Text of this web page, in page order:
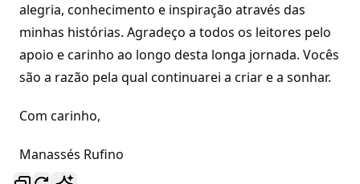
alegria, conhecimento e inspiração através das
minhas histórias. Agradeço a todos os leitores pelo
apoio e carinho ao longo desta longa jornada. Vocês
são a razão pela qual continuarei a criar e a sonhar.
Com carinho,
Manassés Rufino